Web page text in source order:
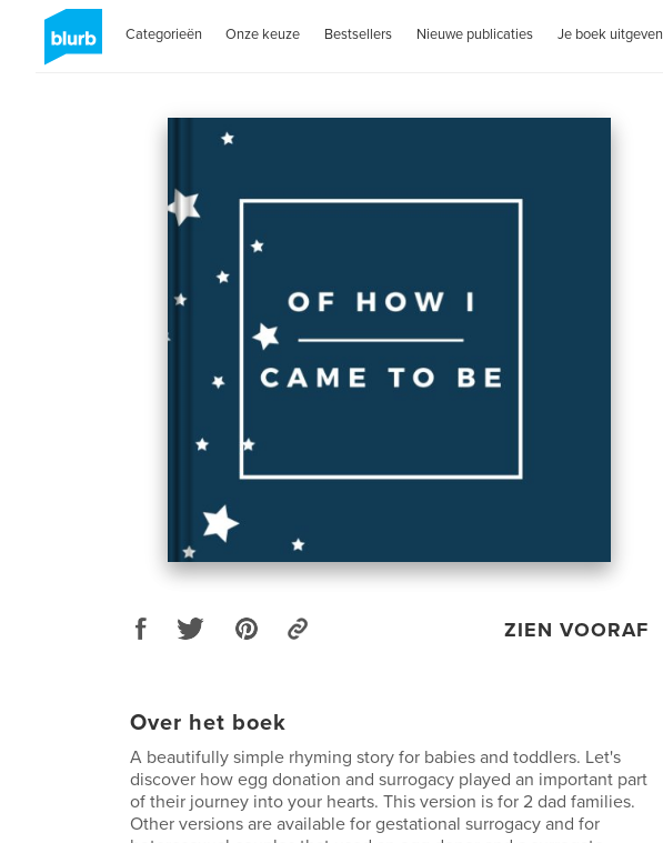
Categorieën Onze keuze Bestsellers Nieuwe publicaties Je boek uitgeven
ZIEN VOORAF
Over het boek
A beautifully simple rhyming story for babies and toddlers. Let's
discover how egg donation and surrogacy played an important part
of their journey into your hearts. This version is for 2 dad families.
Other versions are available for gestational surrogacy and for